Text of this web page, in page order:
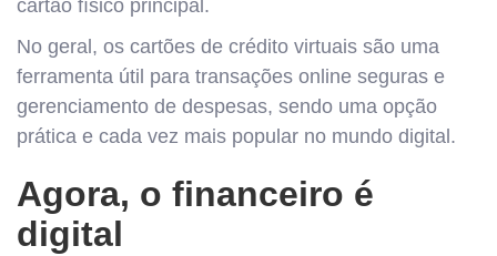
cartão físico principal.
No geral, os cartões de crédito virtuais são uma
ferramenta útil para transações online seguras e
gerenciamento de despesas, sendo uma opção
prática e cada vez mais popular no mundo digital.
Agora, o financeiro é
digital